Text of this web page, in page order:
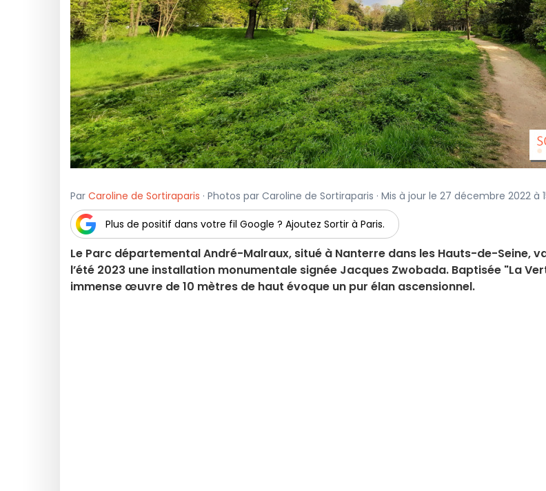
Par Caroline de Sortiraparis · Photos par Caroline de Sortiraparis · Mis à jour le 27 décembre 2022 à
Plus de positif dans votre fil Google ? Ajoutez Sortir à Paris.
Le Parc départemental André-Malraux, situé à Nanterre dans les Hauts-de-Seine,
l’été 2023 une installation monumentale signée Jacques Zwobada. Baptisée "La
immense œuvre de 10 mètres de haut évoque un pur élan ascensionnel.